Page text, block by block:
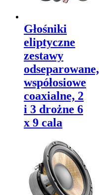
Głośniki
eliptyczne
zestawy
odseparowane,
współosiowe
coaxialne, 2
i 3 drożne 6
x 9 cala